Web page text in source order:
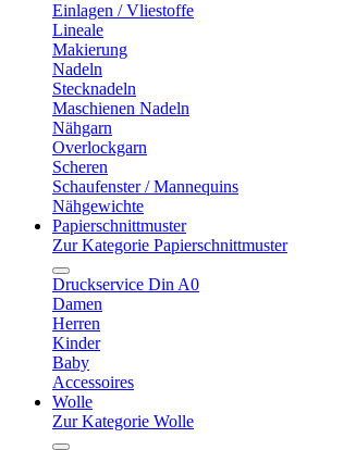
Einlagen / Vliestoffe
Lineale
Makierung
Nadeln
Stecknadeln
Maschienen Nadeln
Nähgarn
Overlockgarn
Scheren
Schaufenster / Mannequins
Nähgewichte
Papierschnittmuster
Zur Kategorie Papierschnittmuster
Druckservice Din A0
Damen
Herren
Kinder
Baby
Accessoires
Wolle
Zur Kategorie Wolle